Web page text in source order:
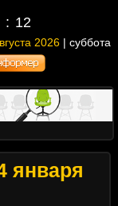
12
2026 | суббота
января